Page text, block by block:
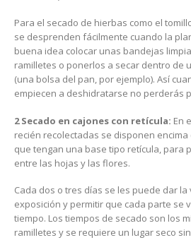
Para el secado de hierbas como el
se desprenden fácilmente cuando la
buena idea colocar unas bandejas
ramilletes o ponerlos a secar dentro de
(una bolsa del pan, por ejemplo). Así
empiecen a deshidratarse no perderás
2 Secado en cajones con retícula: En
recién recolectadas se disponen
que tengan una base tipo retícula, para
entre las hojas y las flores.
Cada dos o tres días se les puede dar
exposición y permitir que cada parte se
tiempo. Los tiempos de secado son los
ramilletes y se requiere un lugar seco